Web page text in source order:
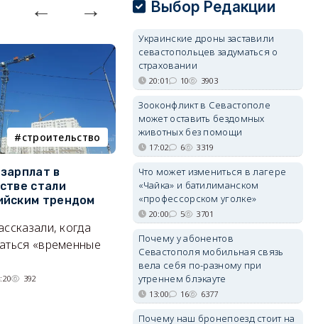
строительство
в
стали
трендом
когда
«временные
392
фотореп
Тайный дворик на мысе
Хрустальном: как найти
место отдыха, о котором
почти никто не знает
Под стенами Галереи искусств
прячутся руины храма,
гравийный сад и семейные
качели.
Выбор Редакции
Украинские дроны заставили
севастопольцев задуматься о
страховании
20:01 10 3903
Зооконфликт в Севастополе
может оставить бездомных
животных без помощи
17:02 6 3319
Что может измениться в лагере
«Чайка» и батилиманском
«профессорском уголке»
20:00 5 3701
Почему у абонентов
Севастополя мобильная связь
вела себя по-разному при
утреннем блэкауте
13:00 16 6377
Почему наш бронепоезд стоит на